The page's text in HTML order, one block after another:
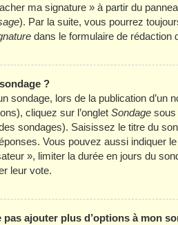
ma signature » à partir du
). Par la suite, vous pourrez
dans le formulaire de rédaction
?
sondage, lors de la publication
cliquez sur l’onglet Sondage sous
sondages). Saisissez le titre du
Vous pouvez aussi indiquer
», limiter la durée en jours du
leur vote.
pas ajouter plus d’options à mon